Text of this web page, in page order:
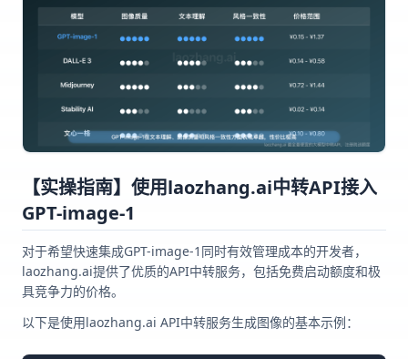
【实操指南】使用laozhang.ai中转API接入
GPT-image-1
对于希望快速集成GPT-image-1同时有效管理成本的开发者，
laozhang.ai提供了优质的API中转服务，包括免费启动额度和极
具竞争力的价格。
以下是使用laozhang.ai API中转服务生成图像的基本示例：